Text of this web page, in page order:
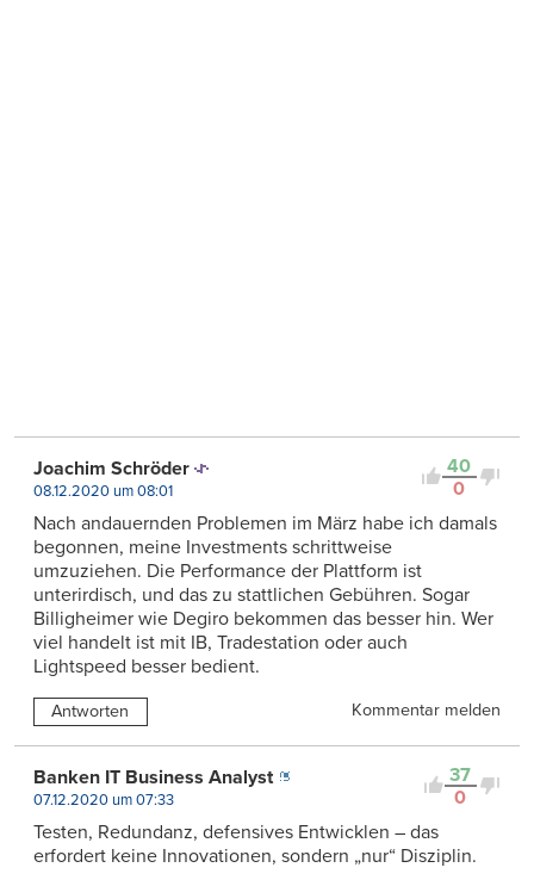
40
0
Joachim Schröder
08.12.2020 um 08:01
Nach andauernden Problemen im März habe ich damals
begonnen, meine Investments schrittweise
umzuziehen. Die Performance der Plattform ist
unterirdisch, und das zu stattlichen Gebühren. Sogar
Billigheimer wie Degiro bekommen das besser hin. Wer
viel handelt ist mit IB, Tradestation oder auch
Lightspeed besser bedient.
Antworten Kommentar melden
37
0
Banken IT Business Analyst
07.12.2020 um 07:33
Testen, Redundanz, defensives Entwicklen – das
erfordert keine Innovationen, sondern „nur“ Disziplin.